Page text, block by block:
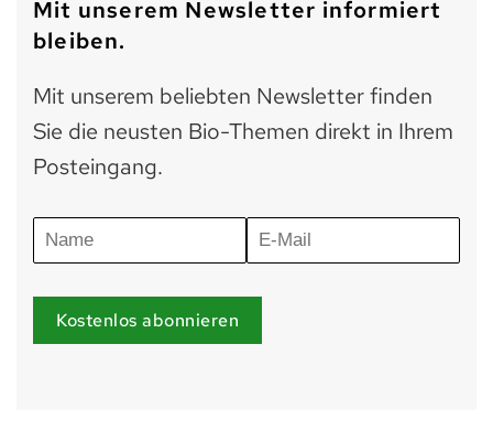
Mit unserem Newsletter informiert
bleiben.
Mit unserem beliebten Newsletter finden
Sie die neusten Bio-Themen direkt in Ihrem
Posteingang.
Kostenlos abonnieren